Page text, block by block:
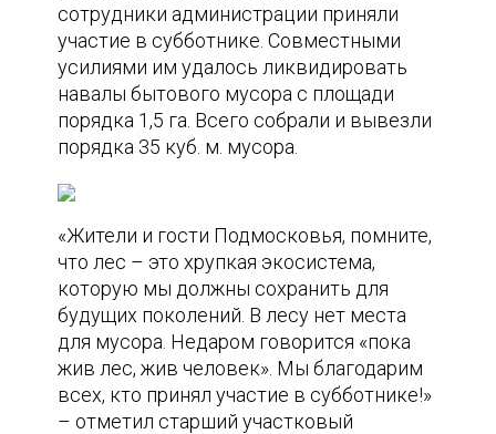
сотрудники администрации приняли
участие в субботнике. Совместными
усилиями им удалось ликвидировать
навалы бытового мусора с площади
порядка 1,5 га. Всего собрали и вывезли
порядка 35 куб. м. мусора.
«Жители и гости Подмосковья, помните,
что лес – это хрупкая экосистема,
которую мы должны сохранить для
будущих поколений. В лесу нет места
для мусора. Недаром говорится «пока
жив лес, жив человек». Мы благодарим
всех, кто принял участие в субботнике!»
– отметил старший участковый